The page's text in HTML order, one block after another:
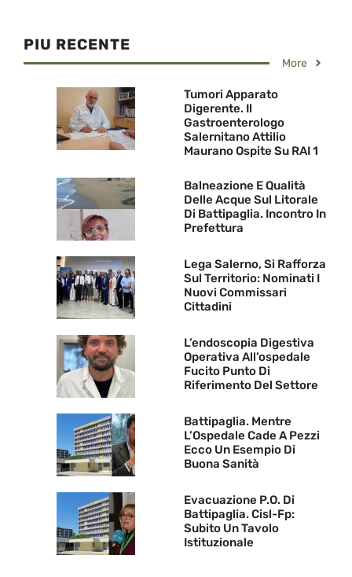
PIU RECENTE
More
Tumori Apparato
Digerente. Il
Gastroenterologo
Salernitano Attilio
Maurano Ospite Su RAI 1
Balneazione E Qualità
Delle Acque Sul Litorale
Di Battipaglia. Incontro In
Prefettura
Lega Salerno, Si Rafforza
Sul Territorio: Nominati I
Nuovi Commissari
Cittadini
L’endoscopia Digestiva
Operativa All’ospedale
Fucito Punto Di
Riferimento Del Settore
Battipaglia. Mentre
L’Ospedale Cade A Pezzi
Ecco Un Esempio Di
Buona Sanità
Evacuazione P.O. Di
Battipaglia. Cisl-Fp:
Subito Un Tavolo
Istituzionale